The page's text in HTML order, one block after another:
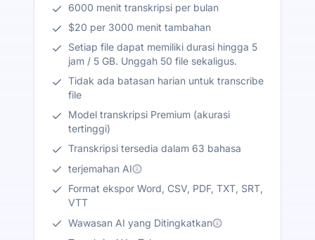
6000 menit transkripsi per bulan
$20 per 3000 menit tambahan
Setiap file dapat memiliki durasi hingga 5
jam / 5 GB. Unggah 50 file sekaligus.
Tidak ada batasan harian untuk transcribe
file
Model transkripsi Premium (akurasi
tertinggi)
Transkripsi tersedia dalam 63 bahasa
terjemahan AI
Format ekspor Word, CSV, PDF, TXT, SRT,
VTT
Wawasan AI yang Ditingkatkan